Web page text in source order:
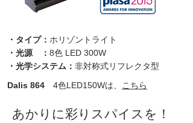
・タイプ： ホリゾントライト
・光源 ： 8色 LED 300W
​・光学システム： 非対称式リフレクタ型
​Dalis 864 4色LED150Wは、 こちら
あかりに彩りスパイスを！